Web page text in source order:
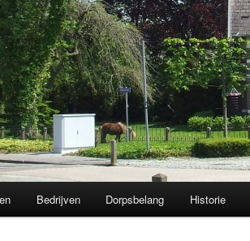
Bedrijven Dorpsbelang Historie